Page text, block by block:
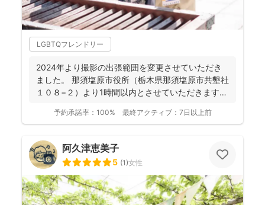
LGBTQフレンドリー
2024年より撮影の出張範囲を変更させていただき
ました。 那須塩原市役所（栃木県那須塩原市共墾社
１０８−２）より1時間以内とさせていただきます。
予約承諾率： 100% 最終アクティブ： 7日以上前
阿久津恵美子
5 (1)女性